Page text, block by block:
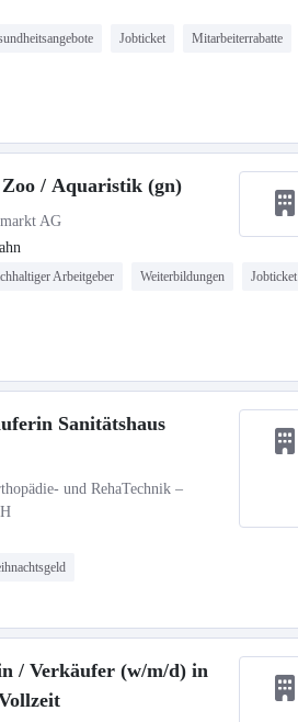
Jobticket Mitarbeiterrabatte
/ Aquaristik (gn)
AG
Arbeitgeber Weiterbildungen Jobticket
Sanitätshaus
und RehaTechnik –
/ Verkäufer (w/m/d) in